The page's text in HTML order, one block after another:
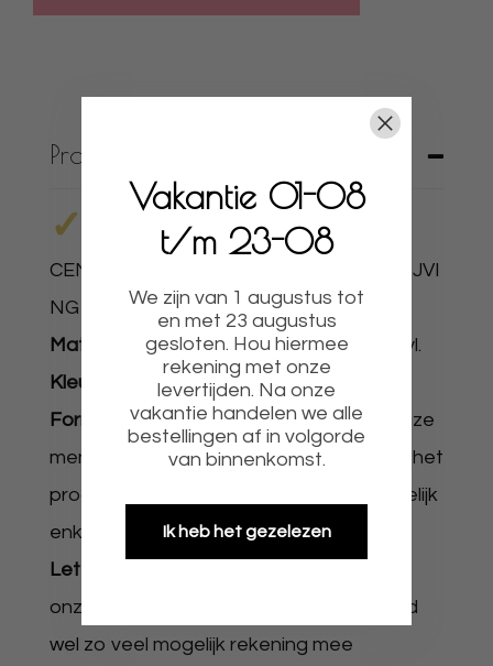
Productbeschrijving
✓
UNIEKE CUT OUTS |
CENTERPIECES
PRODUCTOMSCHRIJVI
NG
Materiaal:
Lichtgewicht materiaal en vinyl.
Kleur:
geprint naar wens.
Formaat:Naar wens te kiezen in het keuze
menu en geldt voor de langste zijde van het
product. Groter nodig ? Dit is zeker mogelijk
enkel bij afhalen.
Let op:
onzichtbaar worden geplaatst. Hier word
wel zo veel mogelijk rekening mee
Vakantie 01-08
t/m 23-08
We zijn van 1 augustus tot
en met 23 augustus
gesloten. Hou hiermee
rekening met onze
levertijden. Na onze
vakantie handelen we alle
bestellingen af in volgorde
van binnenkomst.
Ik heb het gezelezen